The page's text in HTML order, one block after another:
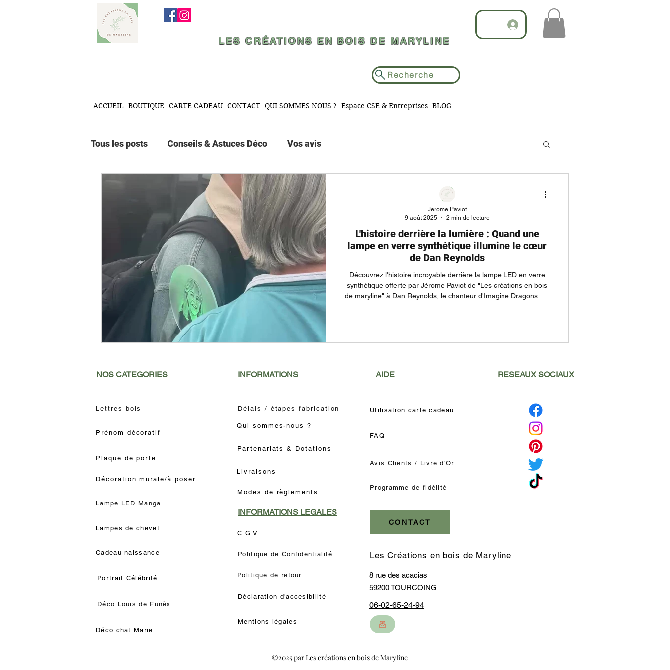
LES CRÉATIONS EN BOIS DE MARYLINE
Recherche
ACCUEIL BOUTIQUE CARTE CADEAU CONTACT QUI SOMMES NOUS ? Espace CSE & Entreprises BLOG
Tous les posts Conseils & Astuces Déco Vos avis
L'histoire derrière la lumière : Quand une
lampe en verre synthétique illumine le cœur
de Dan Reynolds
Découvrez l'histoire incroyable derrière la lampe LED en verre
synthétique offerte par Jérome Paviot de "Les créations en bois
de maryline" à Dan Reynolds, le chanteur d'Imagine Dragons. La
Jerome Paviot
9 août 2025
2 min de lecture
NOS CATEGORIES
Lettres bois
Prénom décoratif
Plaque de porte
Décoration murale/à poser
Lampe LED Manga
Lampes de chevet
Cadeau naissance
Portrait Célébrité
Déco Louis de Funès
Déco chat Marie
INFORMATIONS
Délais / étapes fabrication
Qui sommes-nous ?
Partenariats & Dotations
Livraisons
Modes de règlements
INFORMATIONS LEGALES
C G V
Politique de Confidentialité
Politique de retour
Déclaration d'accesibilité
Mentions légales
AIDE
Utilisation carte cadeau
FAQ
Avis Clients / Livre d'Or
Programme de fidélité
CONTACT
RESEAUX SOCIAUX
Les Créations en bois de Maryline
8 rue des acacias
59200 TOURCOING
06-02-65-24-94
©2025 par Les créations en bois de Maryline